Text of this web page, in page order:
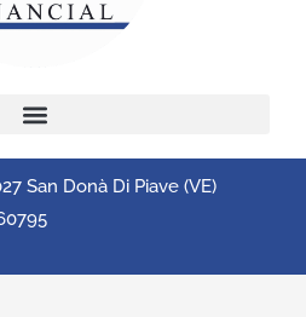
San Donà Di Piave (VE)